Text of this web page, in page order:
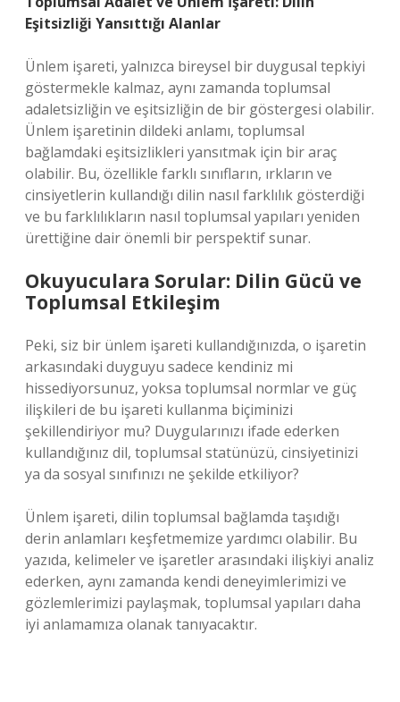
Eşitsizliği Yansıttığı Alanlar
Ünlem işareti, yalnızca bireysel bir duygusal tepkiyi
göstermekle kalmaz, aynı zamanda toplumsal
adaletsizliğin ve eşitsizliğin de bir göstergesi olabilir.
Ünlem işaretinin dildeki anlamı, toplumsal
bağlamdaki eşitsizlikleri yansıtmak için bir araç
olabilir. Bu, özellikle farklı sınıfların, ırkların ve
cinsiyetlerin kullandığı dilin nasıl farklılık gösterdiği
ve bu farklılıkların nasıl toplumsal yapıları yeniden
ürettiğine dair önemli bir perspektif sunar.
Okuyuculara Sorular: Dilin Gücü ve
Toplumsal Etkileşim
Peki, siz bir ünlem işareti kullandığınızda, o işaretin
arkasındaki duyguyu sadece kendiniz mi
hissediyorsunuz, yoksa toplumsal normlar ve güç
ilişkileri de bu işareti kullanma biçiminizi
şekillendiriyor mu? Duygularınızı ifade ederken
kullandığınız dil, toplumsal statünüzü, cinsiyetinizi
ya da sosyal sınıfınızı ne şekilde etkiliyor?
Ünlem işareti, dilin toplumsal bağlamda taşıdığı
derin anlamları keşfetmemize yardımcı olabilir. Bu
yazıda, kelimeler ve işaretler arasındaki ilişkiyi analiz
ederken, aynı zamanda kendi deneyimlerimizi ve
gözlemlerimizi paylaşmak, toplumsal yapıları daha
iyi anlamamıza olanak tanıyacaktır.